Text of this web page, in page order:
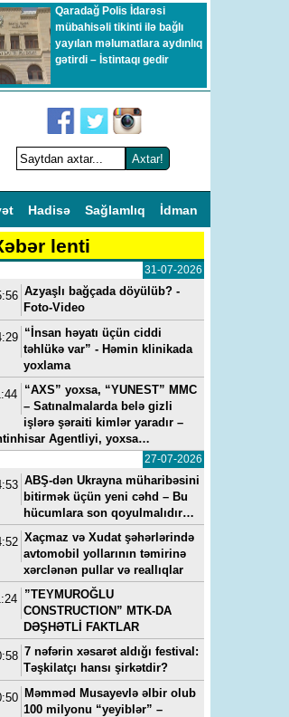
Qaradağ Polis İdarəsi
mübahisəli tikinti ilə bağlı
yayılan məlumatlara aydınlıq
gətirdi – İstintaqı gedir
Hadisə Sağlamlıq İdman
lenti
31-07-2026
Azyaşlı bağçada döyülüb? -
Foto-Video
“İnsan həyatı üçün ciddi
təhlükə var” - Həmin klinikada
yoxlama
“AXS” yoxsa, “YUNEST” MMC
– Satınalmalarda belə gizli
işlərə şəraiti kimlər yaradır –
Agentliyi, yoxsa…
27-07-2026
ABŞ-dən Ukrayna müharibəsini
bitirmək üçün yeni cəhd – Bu
hücumlara son qoyulmalıdır…
Xaçmaz və Xudat şəhərlərində
avtomobil yollarının təmirinə
xərclənən pullar və reallıqlar
”TEYMUROĞLU
CONSTRUCTION” MTK-DA
DƏŞHƏTLİ FAKTLAR
7 nəfərin xəsarət aldığı festival:
Təşkilatçı hansı şirkətdir?
Məmməd Musayevlə əlbir olub
100 milyonu “yeyiblər” –